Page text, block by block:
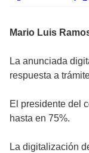
Mario Luis
La anunciada
respuesta a
El presidente del
hasta en 75%.
La digitalización